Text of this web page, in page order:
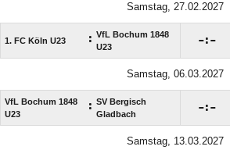
Samstag, 27.02.2027
1. FC Köln U23 : VfL Bochum 1848
U23
:
Samstag, 06.03.2027
VfL Bochum 1848
U23
: SV Bergisch
Gladbach
:
Samstag, 13.03.2027